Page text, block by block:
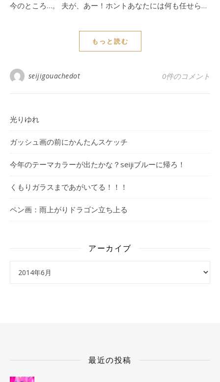
今のところ…。 夫が、あー！ホントあなたには何も任せら…
もっと読む
seijigouachedot 0件のコメント
光りゆれ
ガッシュ画の前にかんたんスケッチ
今年のテーマカラーが出たかな？seijiブルーに帰ろ！
くもりガラスまであがいてる！！！
ペン画：雨上がりドラゴン立ち上る
アーカイブ
最近の投稿